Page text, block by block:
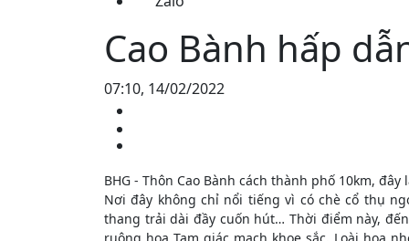
Cao Bành hấp
07:10, 14/02/2022
BHG - Thôn Cao Bành cách thành phố 10km,
Nơi đây không chỉ nổi tiếng vì có chè cổ thụ
thang trải dài đầy cuốn hút… Thời điểm này,